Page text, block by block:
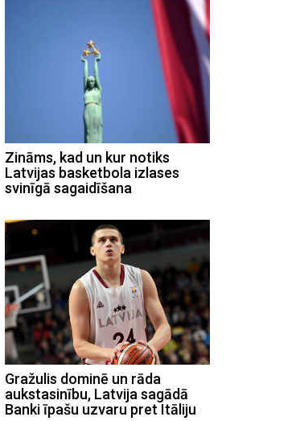
Zināms, kad un kur notiks
Latvijas basketbola izlases
svinīgā sagaidīšana
Gražulis dominē un rāda
aukstasinību, Latvija sagādā
Banki īpašu uzvaru pret Itāliju